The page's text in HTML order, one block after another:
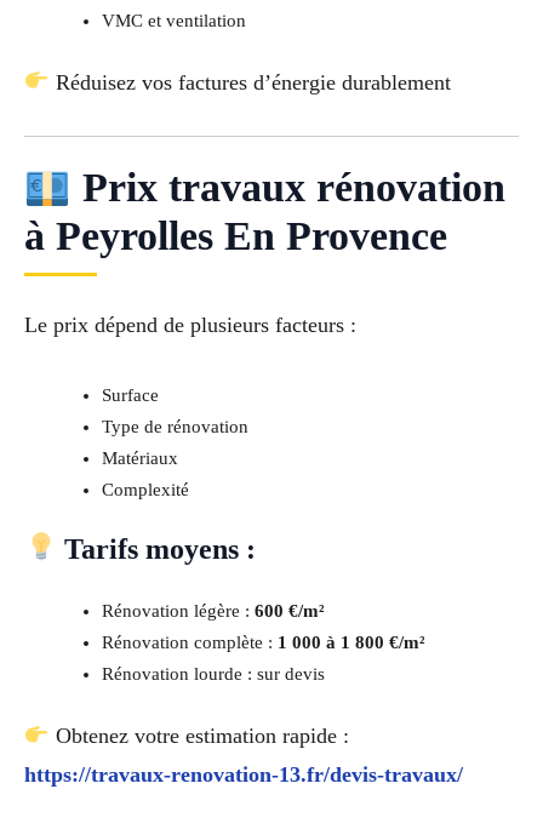
VMC et ventilation
Réduisez vos factures d’énergie durablement
Prix travaux rénovation
à Peyrolles En Provence
Le prix dépend de plusieurs facteurs :
Surface
Type de rénovation
Matériaux
Complexité
Tarifs moyens :
Rénovation légère : 600 €/m²
Rénovation complète : 1 000 à 1 800 €/m²
Rénovation lourde : sur devis
Obtenez votre estimation rapide :
https://travaux-renovation-13.fr/devis-travaux/